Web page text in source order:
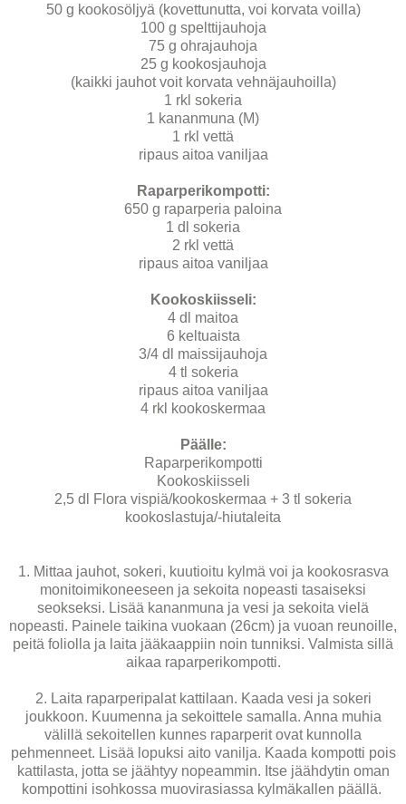
50 g kookosöljyä (kovettunutta, voi korvata voilla)
100 g spelttijauhoja
75 g ohrajauhoja
25 g kookosjauhoja
(kaikki jauhot voit korvata vehnäjauhoilla)
1 rkl sokeria
1 kananmuna (M)
1 rkl vettä
ripaus aitoa vaniljaa
Raparperikompotti:
650 g raparperia paloina
1 dl sokeria
2 rkl vettä
ripaus aitoa vaniljaa
Kookoskiisseli:
4 dl maitoa
6 keltuaista
3/4 dl maissijauhoja
4 tl sokeria
ripaus aitoa vaniljaa
4 rkl kookoskermaa
Päälle:
Raparperikompotti
Kookoskiisseli
2,5 dl Flora vispiä/kookoskermaa + 3 tl sokeria
kookoslastuja/-hiutaleita
1. Mittaa jauhot, sokeri, kuutioitu kylmä voi ja kookosrasva
monitoimikoneeseen ja sekoita nopeasti tasaiseksi
seokseksi. Lisää kananmuna ja vesi ja sekoita vielä
nopeasti. Painele taikina vuokaan (26cm) ja vuoan reunoille,
peitä foliolla ja laita jääkaappiin noin tunniksi. Valmista sillä
aikaa raparperikompotti.
2. Laita raparperipalat kattilaan. Kaada vesi ja sokeri
joukkoon. Kuumenna ja sekoittele samalla. Anna muhia
välillä sekoitellen kunnes raparperit ovat kunnolla
pehmenneet. Lisää lopuksi aito vanilja. Kaada kompotti pois
kattilasta, jotta se jäähtyy nopeammin. Itse jäähdytin oman
kompottini isohkossa muovirasiassa kylmäkallen päällä.